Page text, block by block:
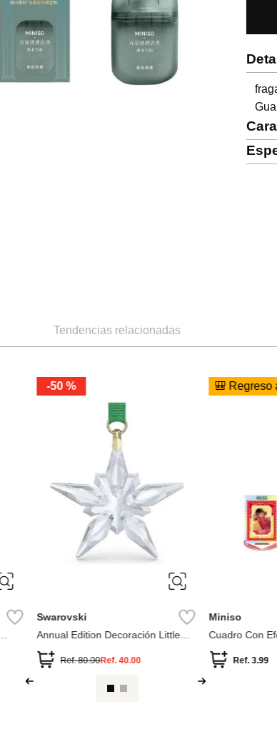
Tendencias relacionadas
-50 %
Swarovski
Annual Edition Decoración Little
Ref.80.00Ref.40.00
🎒 Regreso
Miniso
Cuadro Con
Ref.3.99